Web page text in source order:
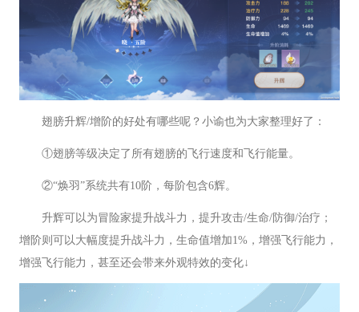
翅膀升辉/增阶的好处有哪些呢？小谕也为大家整理好了：
①翅膀等级决定了所有翅膀的飞行速度和飞行能量。
②“焕羽”系统共有10阶，每阶包含6辉。
升辉可以为冒险家提升战斗力，提升攻击/生命/防御/治疗；
增阶则可以大幅度提升战斗力，生命值增加1%，增强飞行能力，
增强飞行能力，甚至还会带来外观特效的变化↓